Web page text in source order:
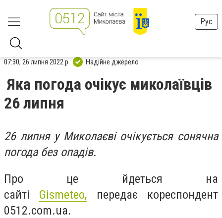
Рус
07:30, 26 липня 2022 р. Надійне джерело
Яка погода очікує миколаївців
26 липня
26 липня у Миколаєві очікується сонячна
погода без опадів.
Про це йдеться на
сайті Gismeteo, передає кореспондент
0512.com.ua.